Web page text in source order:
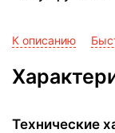
К описанию
Технические